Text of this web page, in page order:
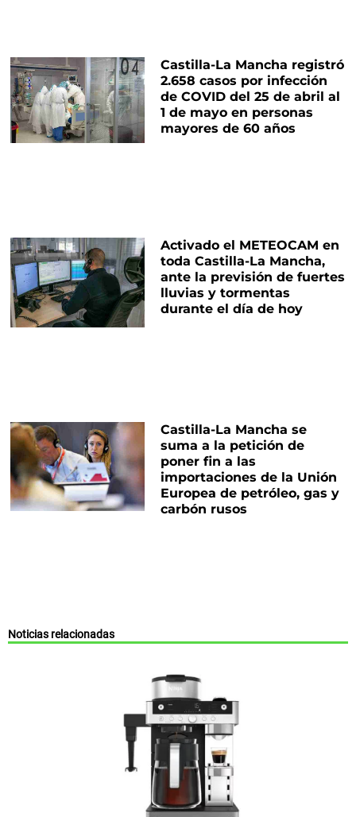
Castilla-La Mancha registró
2.658 casos por infección
de COVID del 25 de abril al
1 de mayo en personas
mayores de 60 años
Activado el METEOCAM en
toda Castilla-La Mancha,
ante la previsión de fuertes
lluvias y tormentas
durante el día de hoy
Castilla-La Mancha se
suma a la petición de
poner fin a las
importaciones de la Unión
Europea de petróleo, gas y
carbón rusos
Noticias relacionadas